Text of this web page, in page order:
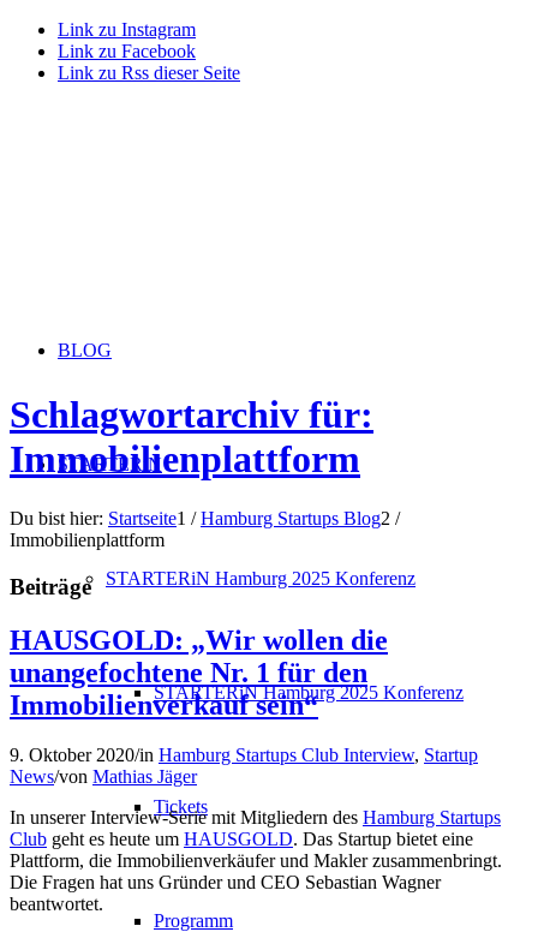
Link zu Instagram
Link zu Facebook
Link zu Rss dieser Seite
BLOG
STARTERiN
STARTERiN Hamburg 2025 Konferenz
STARTERiN Hamburg 2025 Konferenz
Tickets
Programm
Schlagwortarchiv für:
Immobilienplattform
Du bist hier: Startseite1 / Hamburg Startups Blog2 /
Immobilienplattform
Beiträge
HAUSGOLD: „Wir wollen die
unangefochtene Nr. 1 für den
Immobilienverkauf sein“
9. Oktober 2020/in Hamburg Startups Club Interview, Startup
News/von Mathias Jäger
In unserer Interview-Serie mit Mitgliedern des Hamburg Startups
Club geht es heute um HAUSGOLD. Das Startup bietet eine
Plattform, die Immobilienverkäufer und Makler zusammenbringt.
Die Fragen hat uns Gründer und CEO Sebastian Wagner
beantwortet.